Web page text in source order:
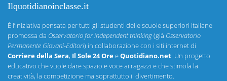
Ilquotidianoinclasse.it
È l’iniziativa pensata per tutti gli studenti delle scuole superiori italiane
promossa da Osservatorio for independent thinking(già Osservatorio
Permanente Giovani-Editori) in collaborazione con i siti internet di
Corriere della Sera, Il Sole 24 OreeQuotidiano.net. Un progetto
educativo che vuole dare spazio e voce ai ragazzi e che stimola la
creatività, la competizione ma soprattutto il divertimento.